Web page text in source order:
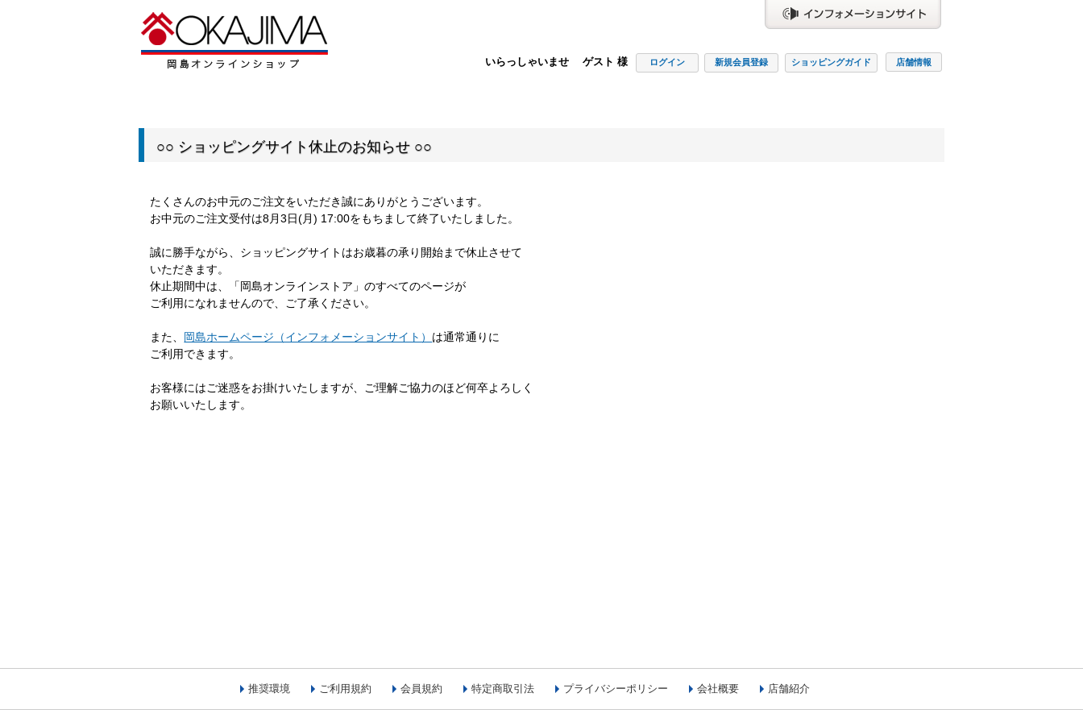
いらっしゃいませ ゲスト 様 ログイン 新規会員登録 ショッピングガイド 店舗情報
○○ ショッピングサイト休止のお知らせ ○○
たくさんのお中元のご注文をいただき誠にありがとうございます。
お中元のご注文受付は8月3日(月) 17:00をもちまして終了いたしました。
誠に勝手ながら、ショッピングサイトはお歳暮の承り開始まで休止させて
いただきます。
休止期間中は、「岡島オンラインストア」のすべてのページが
ご利用になれませんので、ご了承ください。
また、 岡島ホームページ（インフォメーションサイト） は通常通りに
ご利用できます。
お客様にはご迷惑をお掛けいたしますが、ご理解ご協力のほど何卒よろしく
お願いいたします。
推奨環境 ご利用規約 会員規約 特定商取引法 プライバシーポリシー 会社概要 店舗紹介